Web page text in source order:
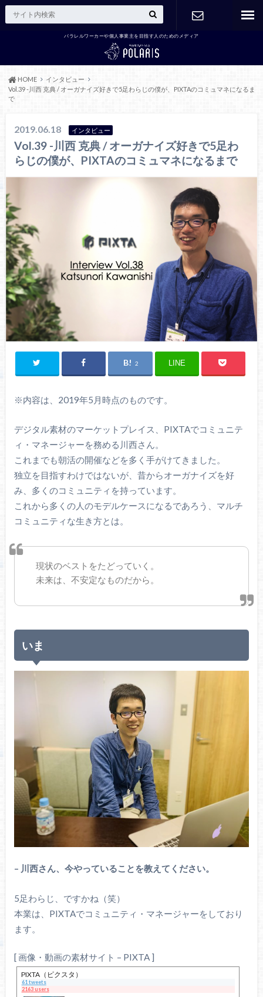
パラレルワーカーや個人事業主を目指す人のためのメディア
HOME
インタビュー
Vol.39 -川西 克典 / オーガナイズ好きで5足わらじの僕が、PIXTAのコミュマネになるま
で
2019.06.18 インタビュー
Vol.39 -川西 克典 / オーガナイズ好きで5足わ
らじの僕が、PIXTAのコミュマネになるまで
2 LINE
※内容は、2019年5月時点のものです。
デジタル素材のマーケットプレイス、PIXTAでコミュニテ
ィ・マネージャーを務める川西さん。
これまでも朝活の開催などを多く手がけてきました。
独立を目指すわけではないが、昔からオーガナイズを好
み、多くのコミュニティを持っています。
これから多くの人のモデルケースになるであろう、マルチ
コミュニティな生き方とは。
現状のベストをたどっていく。
未来は、不安定なものだから。
いま
– 川西さん、今やっていることを教えてください。
5足わらじ、ですかね（笑）
本業は、PIXTAでコミュニティ・マネージャーをしており
ます。
[ 画像・動画の素材サイト – PIXTA ]
PIXTA（ピクスタ）
61 tweets
2163 users